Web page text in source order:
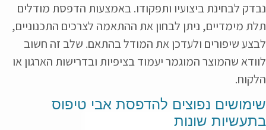
נבדק לבחינת ביצועיו ותפקודו. באמצעות הדפסת מודלים
תלת מימדיים, ניתן לבחון את ההתאמה לצרכים התכנוניים,
לבצע שיפורים ולעדכן את המודל בהתאם. שלב זה חשוב
לוודא שהמוצר המוגמר יעמוד בציפיות ובדרישות הארגון או
הלקוח.
שימושים נפוצים להדפסת אבי טיפוס
בתעשיות שונות